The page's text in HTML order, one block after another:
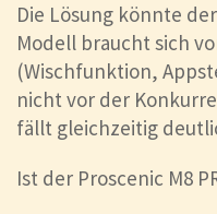
Die Lösung könnte der
Modell braucht sich
(Wischfunktion,
nicht vor der
fällt gleichzeitig
Ist der Proscenic M8